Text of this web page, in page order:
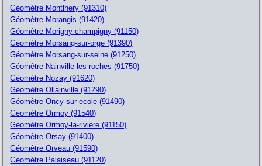
Géomètre Montlhery (91310)
Géomètre Morangis (91420)
Géomètre Morigny-champigny (91150)
Géomètre Morsang-sur-orge (91390)
Géomètre Morsang-sur-seine (91250)
Géomètre Nainville-les-roches (91750)
Géomètre Nozay (91620)
Géomètre Ollainville (91290)
Géomètre Oncy-sur-ecole (91490)
Géomètre Ormoy (91540)
Géomètre Ormoy-la-riviere (91150)
Géomètre Orsay (91400)
Géomètre Orveau (91590)
Géomètre Palaiseau (91120)